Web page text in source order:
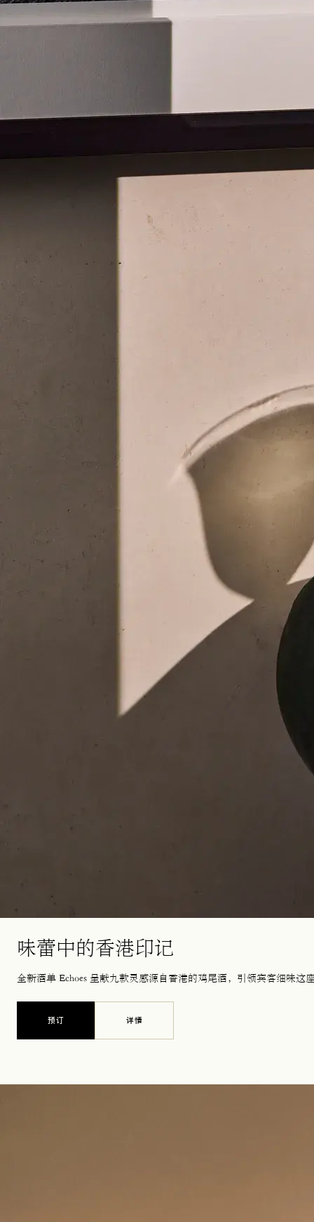
味蕾中的香港印记
全新酒单 Echoes 呈献九款灵感源自香港的鸡尾酒，引领宾客细味这
预订在新标签页中打开 详情